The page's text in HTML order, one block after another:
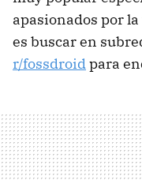
apasionados por
es buscar en
r/fossdroidpara